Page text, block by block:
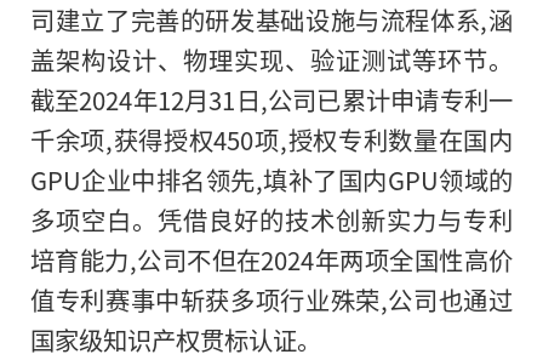
司建立了完善的研发基础设施与流程体系,涵
盖架构设计、物理实现、验证测试等环节。
截至2024年12月31日,公司已累计申请专利一
千余项,获得授权450项,授权专利数量在国内
GPU企业中排名领先,填补了国内GPU领域的
多项空白。凭借良好的技术创新实力与专利
培育能力,公司不但在2024年两项全国性高价
值专利赛事中斩获多项行业殊荣,公司也通过
国家级知识产权贯标认证。